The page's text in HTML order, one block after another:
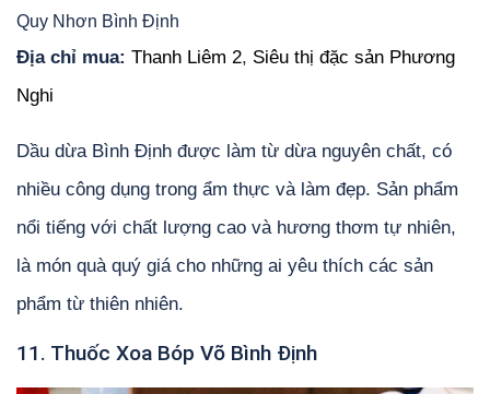
Quy Nhơn Bình Định
Địa chỉ mua: Thanh Liêm 2, Siêu thị đặc sản Phương
Nghi
Dầu dừa Bình Định được làm từ dừa nguyên chất, có
nhiều công dụng trong ẩm thực và làm đẹp. Sản phẩm
nổi tiếng với chất lượng cao và hương thơm tự nhiên,
là món quà quý giá cho những ai yêu thích các sản
phẩm từ thiên nhiên.
11. Thuốc Xoa Bóp Võ Bình Định